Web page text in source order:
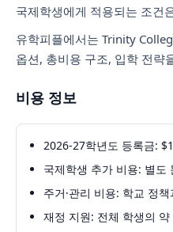
국제학생에게 적용되는 조건
유학피플에서는 Trinity
옵션, 총비용 구조, 입학 전략
비용 정보
2026-27학년도 등록금:
국제학생 추가 비용: 별도
주거·관리 비용: 학교 정
재정 지원: 전체 학생의 약